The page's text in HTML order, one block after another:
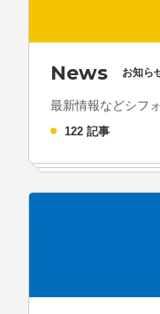
News お知ら
最新情報などシフ
122 記事